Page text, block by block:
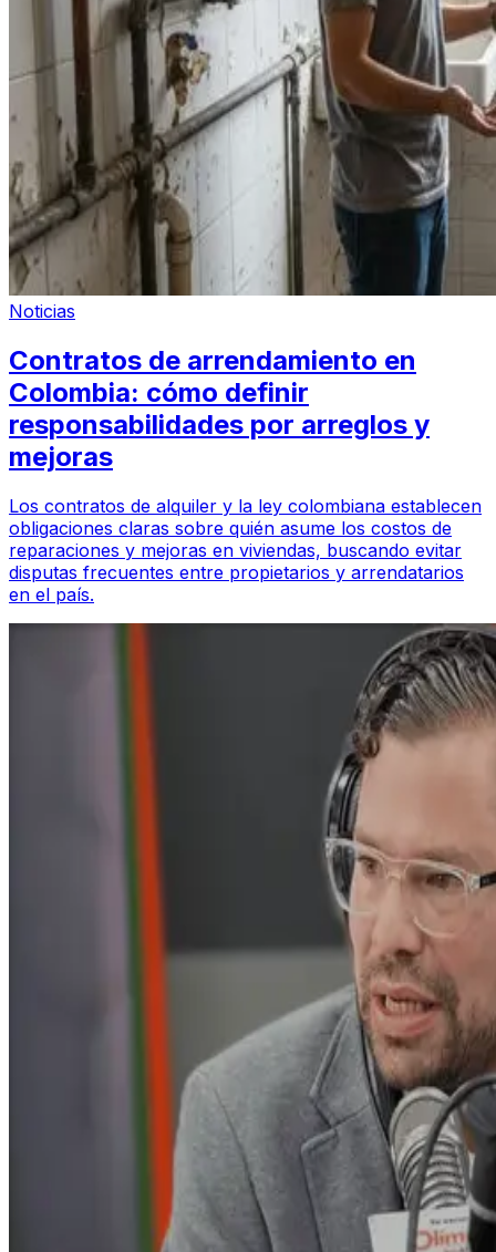
Noticias
Contratos de arrendamiento en
Colombia: cómo definir
responsabilidades por arreglos y
mejoras
Los contratos de alquiler y la ley colombiana establecen
obligaciones claras sobre quién asume los costos de
reparaciones y mejoras en viviendas, buscando evitar
disputas frecuentes entre propietarios y arrendatarios
en el país.